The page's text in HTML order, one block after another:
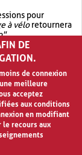
pour
à véloretournera
.
.garage OR vélo
à vélo
DE
de connexion
meilleure
acceptez
aux conditions
en modifiant
le recours aux